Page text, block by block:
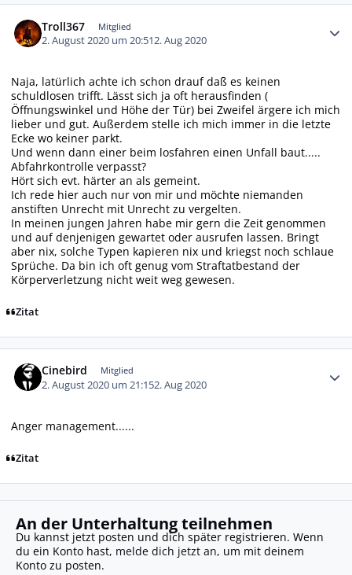
Troll367 Mitglied
2. August 2020 um 20:512. Aug 2020
Naja, latürlich achte ich schon drauf daß es keinen
schuldlosen trifft. Lässt sich ja oft herausfinden (
Öffnungswinkel und Höhe der Tür) bei Zweifel ärgere ich mich
lieber und gut. Außerdem stelle ich mich immer in die letzte
Ecke wo keiner parkt.
Und wenn dann einer beim losfahren einen Unfall baut.....
Abfahrkontrolle verpasst?
Hört sich evt. härter an als gemeint.
Ich rede hier auch nur von mir und möchte niemanden
anstiften Unrecht mit Unrecht zu vergelten.
In meinen jungen Jahren habe mir gern die Zeit genommen
und auf denjenigen gewartet oder ausrufen lassen. Bringt
aber nix, solche Typen kapieren nix und kriegst noch schlaue
Sprüche. Da bin ich oft genug vom Straftatbestand der
Körperverletzung nicht weit weg gewesen.
Zitat
Cinebird Mitglied
2. August 2020 um 21:152. Aug 2020
Anger management......
Zitat
An der Unterhaltung teilnehmen
Du kannst jetzt posten und dich später registrieren. Wenn
du ein Konto hast, melde dich jetzt an, um mit deinem
Konto zu posten.